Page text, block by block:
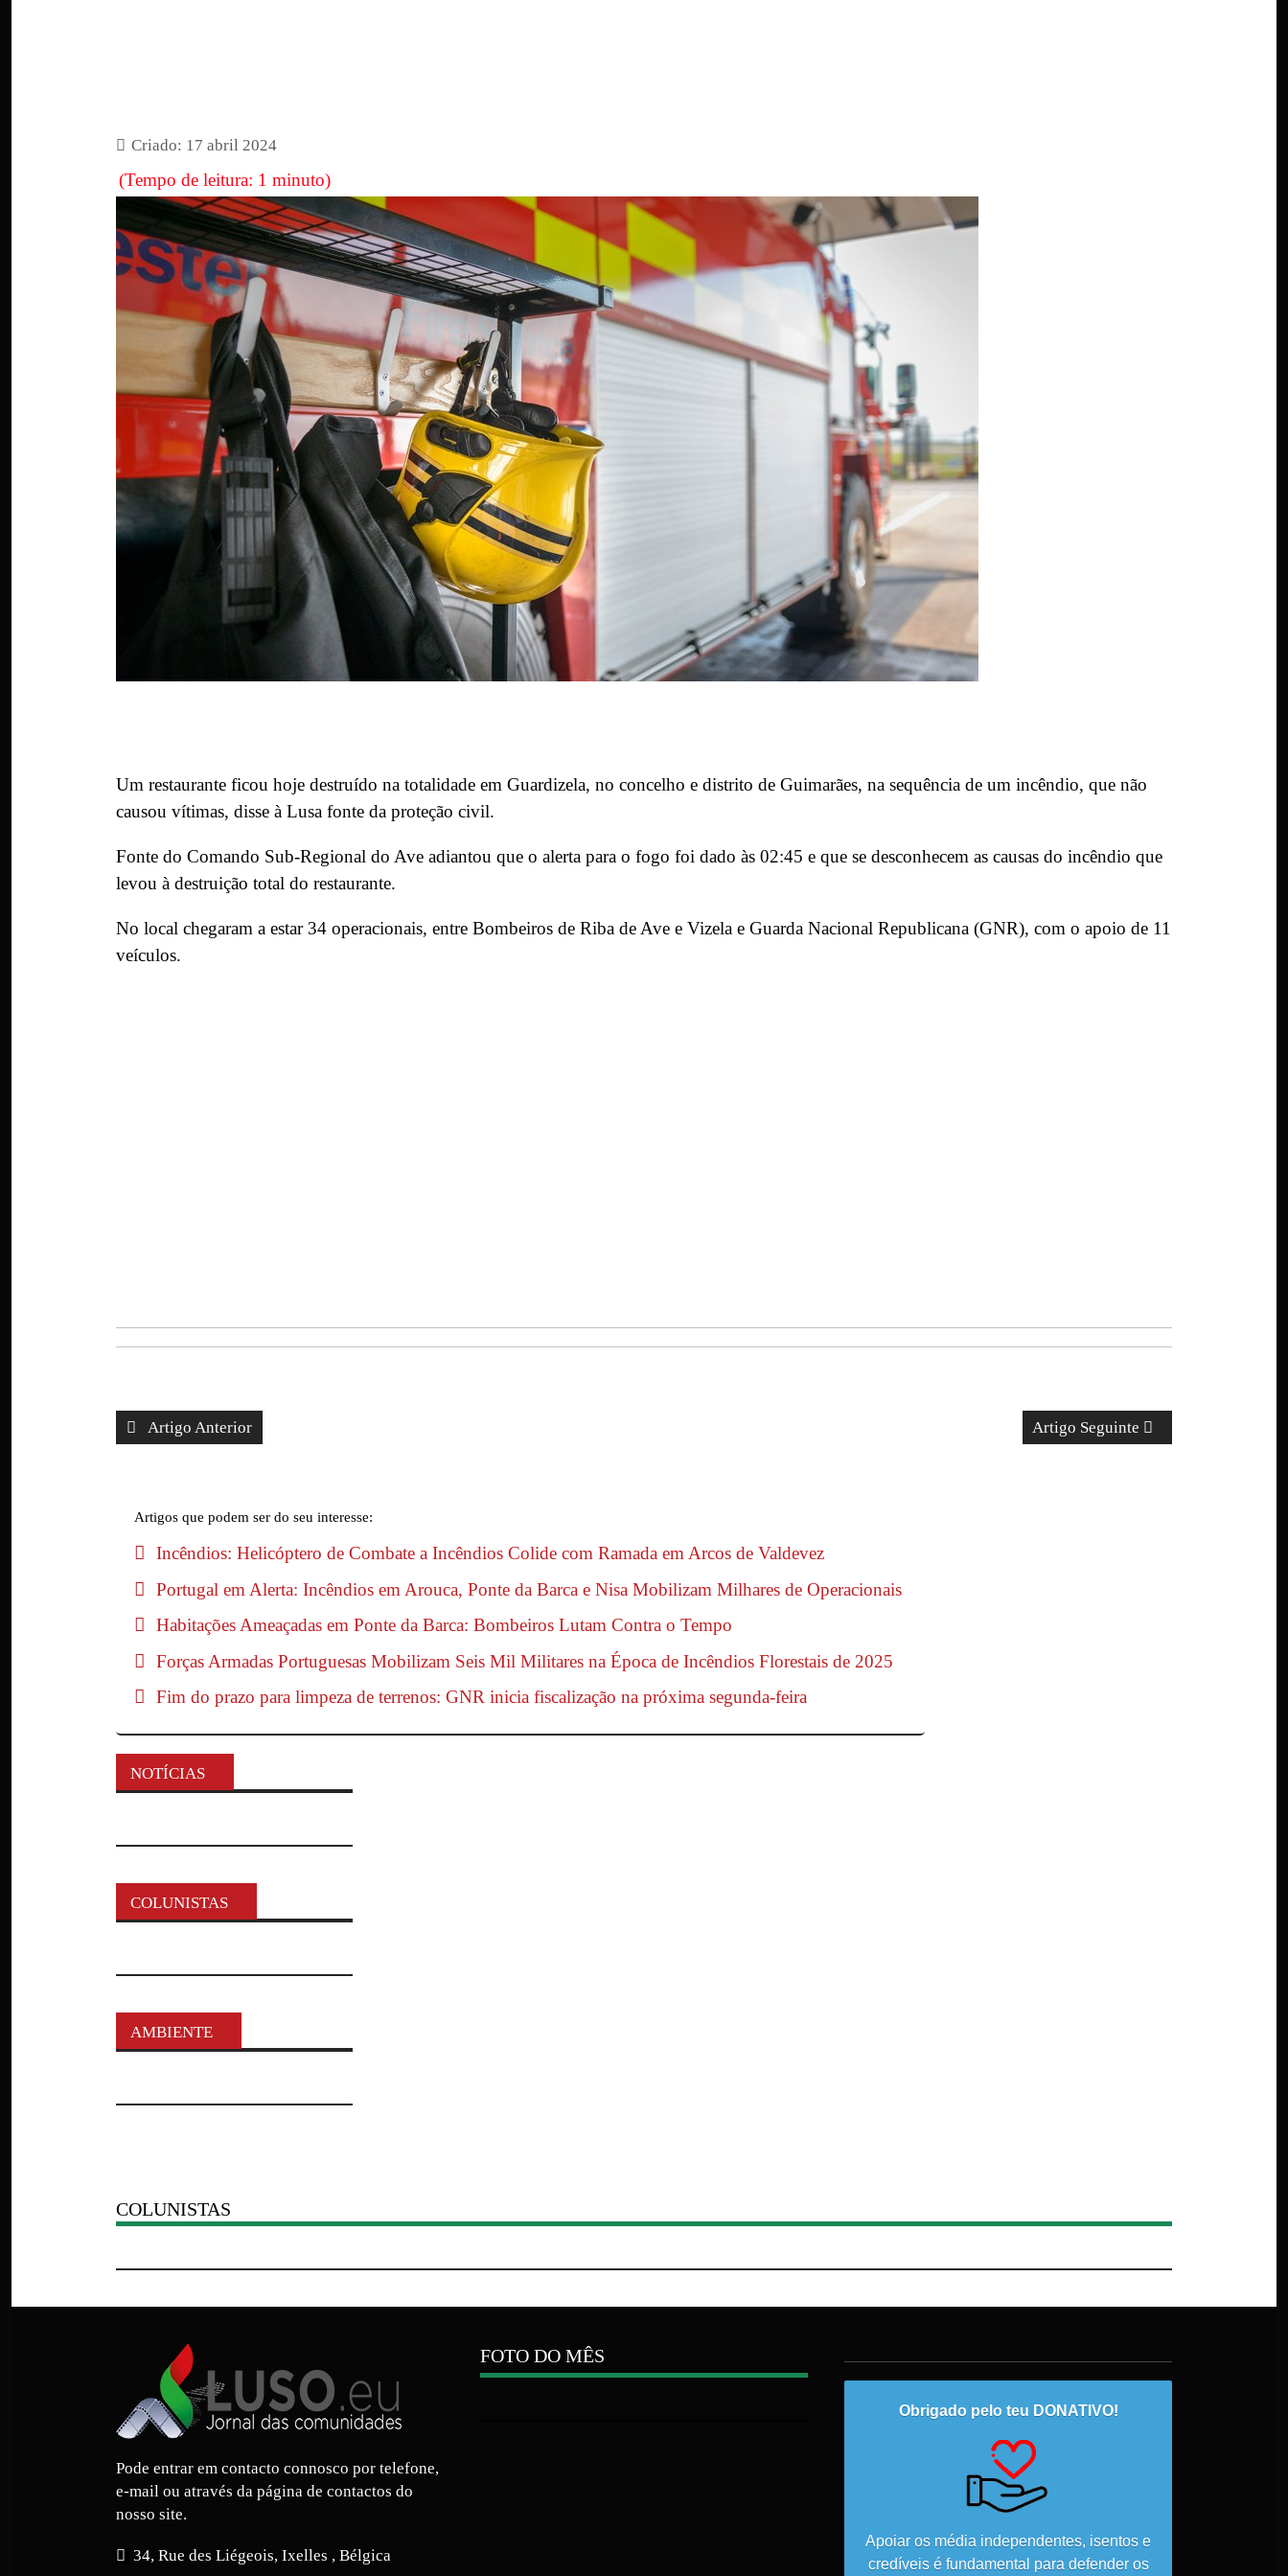
Criado: 17 abril 2024
(Tempo de leitura: 1 minuto)
Um restaurante ficou hoje destruído na totalidade em Guardizela, no concelho e distrito de Guimarães, na sequência de um incêndio, que não
causou vítimas, disse à Lusa fonte da proteção civil.
Fonte do Comando Sub-Regional do Ave adiantou que o alerta para o fogo foi dado às 02:45 e que se desconhecem as causas do incêndio que
levou à destruição total do restaurante.
No local chegaram a estar 34 operacionais, entre Bombeiros de Riba de Ave e Vizela e Guarda Nacional Republicana (GNR), com o apoio de 11
veículos.
Artigo Anterior Artigo Seguinte
Artigos que podem ser do seu interesse:
Incêndios: Helicóptero de Combate a Incêndios Colide com Ramada em Arcos de Valdevez
Portugal em Alerta: Incêndios em Arouca, Ponte da Barca e Nisa Mobilizam Milhares de Operacionais
Habitações Ameaçadas em Ponte da Barca: Bombeiros Lutam Contra o Tempo
Forças Armadas Portuguesas Mobilizam Seis Mil Militares na Época de Incêndios Florestais de 2025
Fim do prazo para limpeza de terrenos: GNR inicia fiscalização na próxima segunda-feira
NOTÍCIAS
COLUNISTAS
AMBIENTE
COLUNISTAS
Pode entrar em contacto connosco por telefone,
e-mail ou através da página de contactos do
nosso site.
34, Rue des Liégeois, Ixelles , Bélgica
FOTO DO MÊS
Obrigado pelo teu DONATIVO!
Apoiar os média independentes, isentos e
credíveis é fundamental para defender os